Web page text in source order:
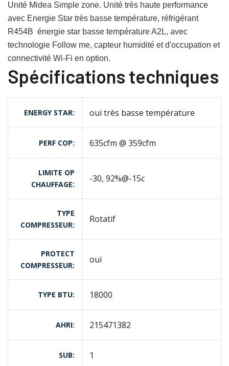
Unité Midea Simple zone. Unité très haute performance
avec Energie Star très basse température, réfrigérant
R454B énergie star basse température A2L, avec
technologie Follow me, capteur humidité et d'occupation et
connectivité Wi-Fi en option.
Spécifications techniques
ENERGY STAR oui très basse température
PERF COP 635cfm @ 359cfm
LIMITE OP
CHAUFFAGE
-30, 92%@-15c
TYPE
COMPRESSEUR
Rotatif
PROTECT
COMPRESSEUR
oui
TYPE BTU 18000
AHRI 215471382
SUB 1